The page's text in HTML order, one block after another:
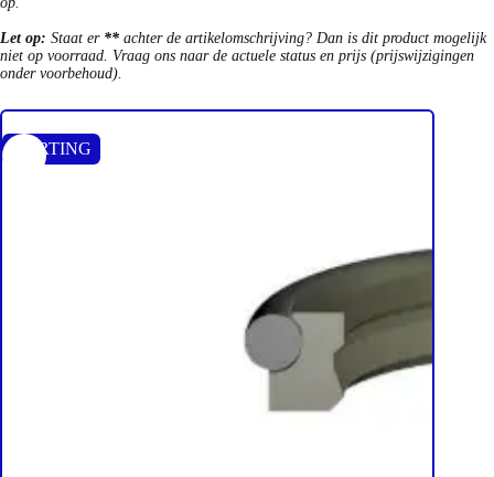
Let op: Staat er ** achter de artikelomschrijving? Dan is dit product mogelijk
niet op voorraad. Vraag ons naar de actuele status en prijs (prijswijzigingen
onder voorbehoud).
KORTING